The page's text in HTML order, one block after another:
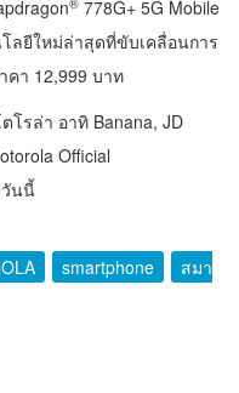
778G+ 5G Mobile
ลยีใหม่ล่าสุดที่ขับเคลื่อนการ
คา 12,999 บาท
รล่า อาทิ Banana, JD
Official
วันนี้
smartphone
สมา